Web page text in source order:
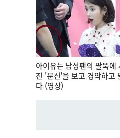
아이유는 남성팬의 팔뚝에
진 '문신'을 보고 경악하고
다 (영상)